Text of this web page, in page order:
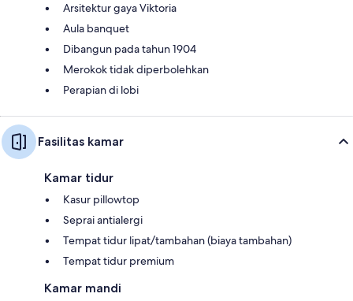
Arsitektur gaya Viktoria
Aula banquet
Dibangun pada tahun 1904
Merokok tidak diperbolehkan
Perapian di lobi
Fasilitas kamar
Kamar tidur
Kasur pillowtop
Seprai antialergi
Tempat tidur lipat/tambahan (biaya tambahan)
Tempat tidur premium
Kamar mandi